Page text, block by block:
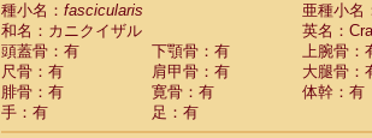
種小名： fascicularis
亜種小名
和名：カニクイザル
英名：
頭蓋骨：有
下顎骨：有
上腕骨：
尺骨：有
肩甲骨：有
大腿骨：
腓骨：有
寛骨：有
体幹：有
手：有
足：有